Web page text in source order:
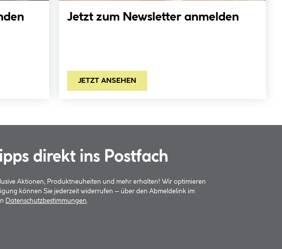
Jetzt zum Newsletter anmelden
JETZT ANSEHEN
direkt ins Postfach
Aktionen, Produktneuheiten und mehr erhalten! Wir optimieren
können Sie jederzeit widerrufen – über den Abmeldelink im
Datenschutzbestimmungen